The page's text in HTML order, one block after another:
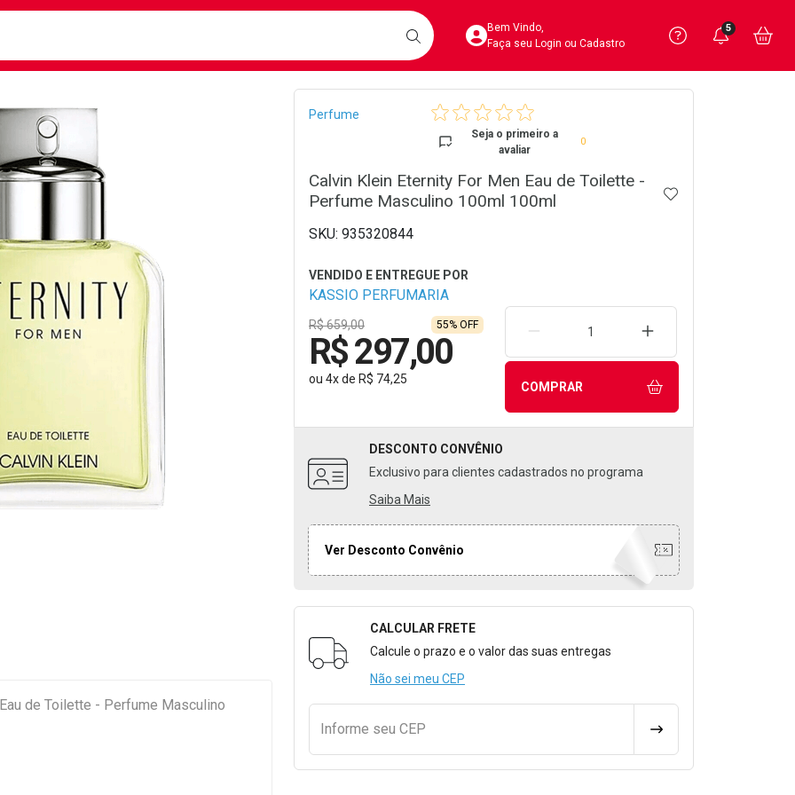
BUSCARAcesse sua Conta
Bem Vindo,
Faça seu Login ou Cadastro
Precisa
Ver Recursos
Você
5
Breadcrumb
Perfume
Seja o primeiro a
avaliar
0
Calvin Klein Eternity For Men Eau de Toilette -
Perfume Masculino 100ml 100ml
ADICIONAR AOS
935320844
KASSIO PERFUMARIA
R$ 659,00 55% OFF
R$ 297,00
ou 4xde R$ 74,25
REMOVER UMA UNIDADEAUMENTAR UMA
COMPRAR
DESCONTO CONVÊNIO
Exclusivo para clientes cadastrados no programa
Saiba Mais
Ver Desconto Convênio
Formulário para Calcular o Frete
CALCULAR FRETE
Calcule o prazo e o valor das suas entregas
Não sei meu CEP
Informe seu CEP CALCULAR FRETE
de Toilette - Perfume Masculino